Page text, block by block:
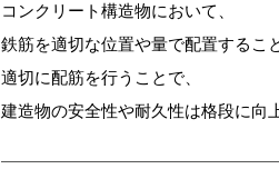
コンクリート構造物において、
鉄筋を適切な位置や量で配置するこ
適切に配筋を行うことで、
建造物の安全性や耐久性は格段に向